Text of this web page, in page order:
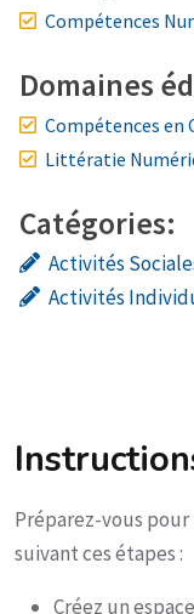
Compétences
Domaines
Compétences en
Littératie
Catégories:
Activités
Activités
Préparez-vous
suivant ces étapes :
Créez un